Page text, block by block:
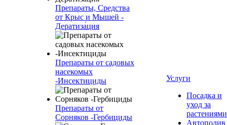
Препараты, Средства
от Крыс и Мышей -
Дератиза́ция
Препараты от садовых
насекомых
-Инсектициды
Препараты от
Сорняков -Гербициды
Услуги
Посадка и
уход за
растениями
Автополив